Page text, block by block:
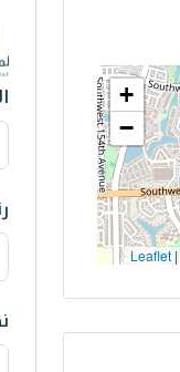
+
−
|